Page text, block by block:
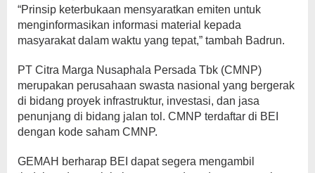
“Prinsip keterbukaan mensyaratkan emiten untuk
menginformasikan informasi material kepada
masyarakat dalam waktu yang tepat,” tambah Badrun.
PT Citra Marga Nusaphala Persada Tbk (CMNP)
merupakan perusahaan swasta nasional yang bergerak
di bidang proyek infrastruktur, investasi, dan jasa
penunjang di bidang jalan tol. CMNP terdaftar di BEI
dengan kode saham CMNP.
GEMAH berharap BEI dapat segera mengambil